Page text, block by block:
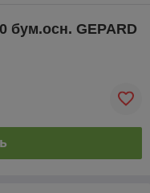
GEPARD